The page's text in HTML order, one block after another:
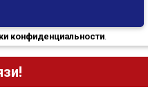
конфиденциальности.